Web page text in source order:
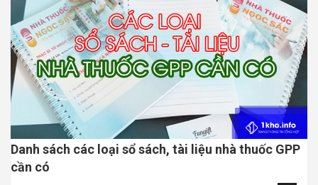
Danh sách các loại sổ sách, tài liệu nhà thuốc GPP
cần có